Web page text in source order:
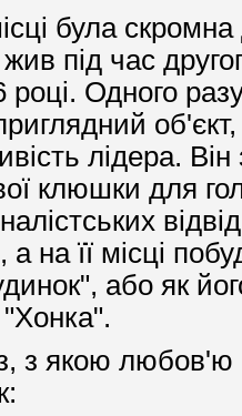
була
під час
Одного
лідера. Він
клюшки для
на її місці
або як
з якою любов'ю